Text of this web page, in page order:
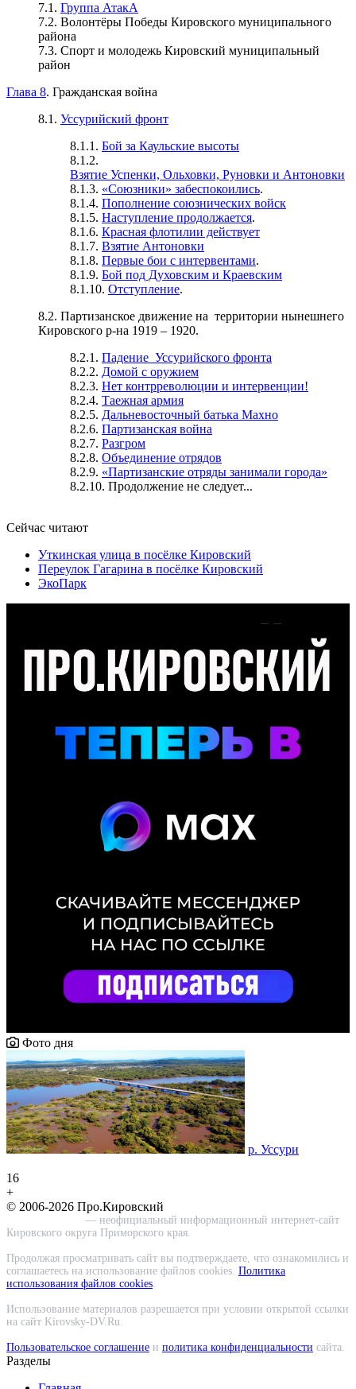
7.1. Группа АтакА
7.2. Волонтёры Победы Кировского муниципального
района
7.3. Спорт и молодежь Кировский муниципальный
район
Глава 8. Гражданская война
8.1. Уссурийский фронт
8.1.1. Бой за Каульские высоты
8.1.2.
Взятие Успенки, Ольховки, Руновки и Антоновки
8.1.3. «Союзники» забеспокоились.
8.1.4. Пополнение союзнических войск
8.1.5. Наступление продолжается.
8.1.6. Красная флотилии действует
8.1.7. Взятие Антоновки
8.1.8. Первые бои с интервентами.
8.1.9. Бой под Духовским и Краевским
8.1.10. Отступление.
8.2. Партизанское движение на территории нынешнего
Кировского р-на 1919 – 1920.
8.2.1. Падение Уссурийского фронта
8.2.2. Домой с оружием
8.2.3. Нет контрреволюции и интервенции!
8.2.4. Таежная армия
8.2.5. Дальневосточный батька Махно
8.2.6. Партизанская война
8.2.7. Разгром
8.2.8. Объединение отрядов
8.2.9. «Партизанские отряды занимали города»
8.2.10. Продолжение не следует...
Сейчас читают
Уткинская улица в посёлке Кировский
Переулок Гагарина в посёлке Кировский
ЭкоПарк
Фото дня
р. Уссури
16
+
© 2006-2026 Про.Кировский
— неофициальный информационный интернет-сайт
Кировского округа Приморского края.
Продолжая просматривать сайт вы подтверждаете, что ознакомились и
соглашаетесь на использование файлов cookies. Политика
использования файлов cookies.
Использование материалов разрешается при условии открытой ссылки
на сайт Kirovsky-DV.Ru.
Пользовательское соглашение и политика конфиденциальности сайта.
Разделы